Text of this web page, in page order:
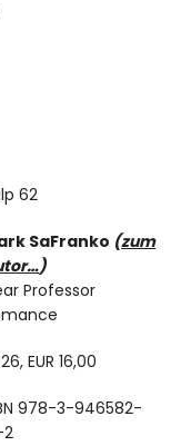
62
SaFranko (zum
)
Professor
EUR 16,00
978-3-946582-
2